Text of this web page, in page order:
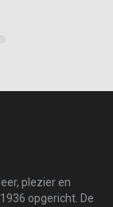
plezier en
opgericht. De